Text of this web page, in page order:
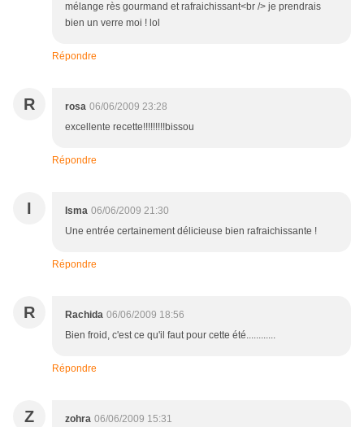
mélange rès gourmand et rafraichissant<br /> je prendrais
bien un verre moi ! lol
Répondre
R rosa 06/06/2009 23:28
excellente recette!!!!!!!!!bissou
Répondre
I Isma 06/06/2009 21:30
Une entrée certainement délicieuse bien rafraichissante !
Répondre
R Rachida 06/06/2009 18:56
Bien froid, c'est ce qu'il faut pour cette été............
Répondre
Z zohra 06/06/2009 15:31